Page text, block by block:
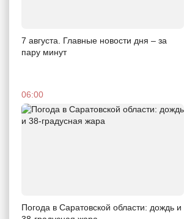
7 августа. Главные новости дня – за
пару минут
06:00
Погода в Саратовской области: дождь и